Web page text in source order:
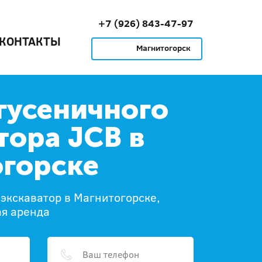
+7 (926) 843-47-97
Магнитогорск
JCB в
в Магнитогорске,
аренда